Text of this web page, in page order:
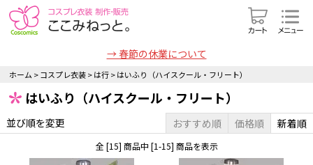
→ 春節の休業について
ホーム >コスプレ衣装>は行>はいふり（ハイスクール・フリート）
はいふり（ハイスクール・フリート）
並び順を変更 おすすめ順 価格順 新着順
全 [15] 商品中 [1-15] 商品を表示